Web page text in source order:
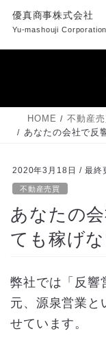
ン
キ
ー
に
優真商事株式会社
Yu-mashouji Corporation
HOME
不動産売
あなたの会社で反
2020年3月18日 / 最終
不動産売買
あなたの
ても稼げ
弊社では「反響
元、源泉営業と
せています。